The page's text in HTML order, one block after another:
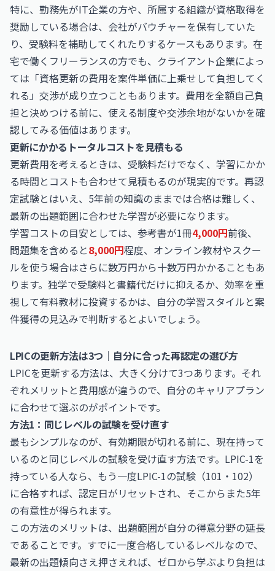
特に、勤務先がIT企業の方や、所属する組織が資格取得を
奨励している場合は、会社がバウチャーを保有していた
り、受験料を補助してくれたりするケースもあります。在
宅で働くフリーランスの方でも、クライアント企業によっ
ては「資格更新の費用を案件単価に上乗せして負担してく
れる」交渉が成り立つこともあります。費用を全額自己負
担と決めつける前に、使える制度や交渉余地がないかを確
認してみる価値はあります。
更新にかかるトータルコストを見積もる
更新費用を考えるときは、受験料だけでなく、学習にかか
る時間とコストも合わせて見積もるのが現実的です。再認
定試験とはいえ、5年前の知識のままでは合格は難しく、
最新の出題範囲に合わせた学習が必要になります。
学習コストの目安としては、参考書が1冊4,000円前後、
問題集を含めると8,000円程度、オンライン教材やスクー
ルを使う場合はさらに数万円から十数万円かかることもあ
ります。独学で受験料と書籍代だけに抑えるか、効率を重
視して有料教材に投資するかは、自分の学習スタイルと案
件獲得の見込みで判断するとよいでしょう。
LPICの更新方法は3つ｜自分に合った再認定の選び方
LPICを更新する方法は、大きく分けて3つあります。それ
ぞれメリットと費用感が違うので、自分のキャリアプラン
に合わせて選ぶのがポイントです。
方法1：同じレベルの試験を受け直す
最もシンプルなのが、有効期限が切れる前に、現在持って
いるのと同じレベルの試験を受け直す方法です。LPIC-1を
持っている人なら、もう一度LPIC-1の試験（101・102）
に合格すれば、認定日がリセットされ、そこからまた5年
の有意性が得られます。
この方法のメリットは、出題範囲が自分の得意分野の延長
であることです。すでに一度合格しているレベルなので、
最新の出題傾向さえ押さえれば、ゼロから学ぶより負担は